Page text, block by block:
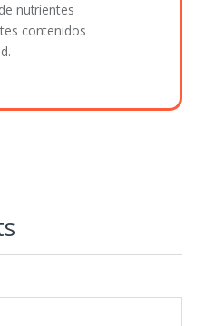
nutrientes
contenidos